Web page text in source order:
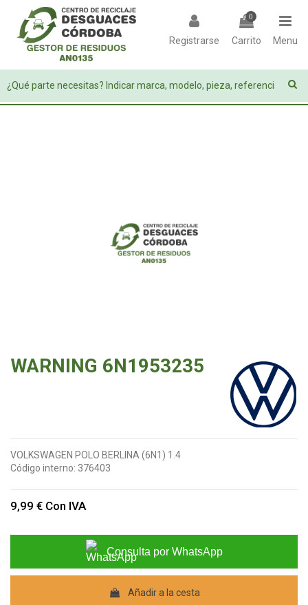
Registrarse
0
Carrito Menu
WARNING 6N1953235
VOLKSWAGEN POLO BERLINA (6N1) 1.4
Código interno: 376403
9,99 € Con IVA
Consulta por WhatsApp
Añadir a la cesta